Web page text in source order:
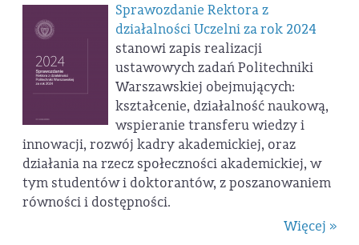
Sprawozdanie Rektora z
działalności Uczelni za rok 2024
stanowi zapis realizacji
ustawowych zadań Politechniki
Warszawskiej obejmujących:
kształcenie, działalność naukową,
wspieranie transferu wiedzy i
innowacji, rozwój kadry akademickiej, oraz
działania na rzecz społeczności akademickiej, w
tym studentów i doktorantów, z poszanowaniem
równości i dostępności.
Więcej »